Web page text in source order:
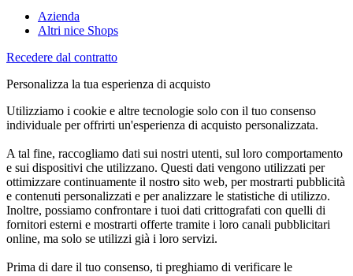
Azienda
Altri nice Shops
Recedere dal contratto
Personalizza la tua esperienza di acquisto
Utilizziamo i cookie e altre tecnologie solo con il tuo consenso
individuale per offrirti un'esperienza di acquisto personalizzata.
A tal fine, raccogliamo dati sui nostri utenti, sul loro comportamento
e sui dispositivi che utilizzano. Questi dati vengono utilizzati per
ottimizzare continuamente il nostro sito web, per mostrarti pubblicità
e contenuti personalizzati e per analizzare le statistiche di utilizzo.
Inoltre, possiamo confrontare i tuoi dati crittografati con quelli di
fornitori esterni e mostrarti offerte tramite i loro canali pubblicitari
online, ma solo se utilizzi già i loro servizi.
Prima di dare il tuo consenso, ti preghiamo di verificare le